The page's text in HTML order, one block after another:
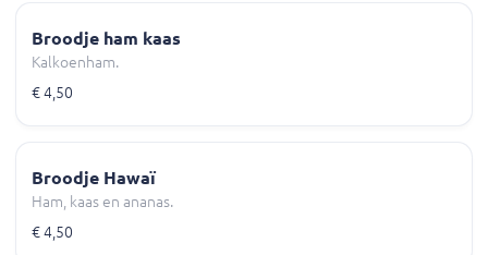
Broodje ham kaas
Kalkoenham.
€ 4,50
Broodje Hawaï
Ham, kaas en ananas.
€ 4,50